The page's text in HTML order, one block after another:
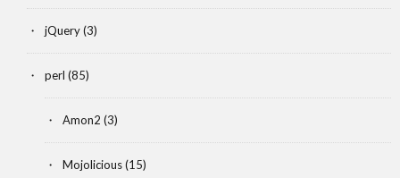
jQuery(3)
perl (85)
Amon2 (3)
Mojolicious(15)